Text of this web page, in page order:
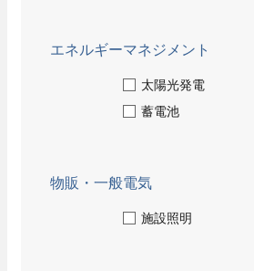
エネルギーマネジメント
太陽光発電
蓄電池
物販・一般電気
施設照明
学校・病院・官公庁
ホテル・ホール・テレビス
商業施設
技術教育センター
募集要項